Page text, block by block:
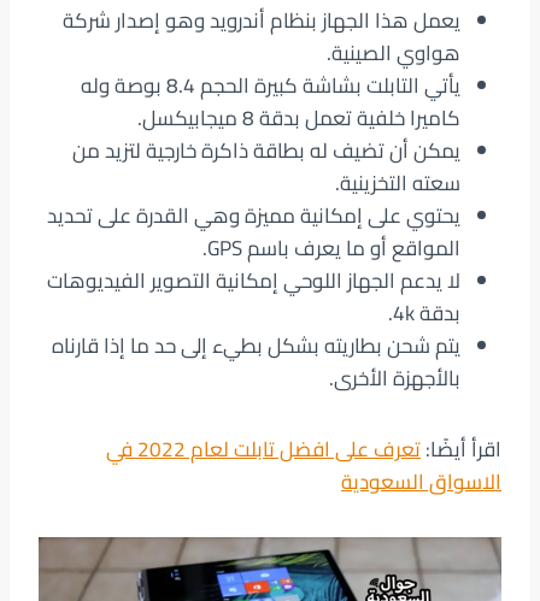
يعمل هذا الجهاز بنظام أندرويد وهو إصدار شركة
هواوي الصينية.
يأتي التابلت بشاشة كبيرة الحجم 8.4 بوصة وله
كاميرا خلفية تعمل بدقة 8 ميجابيكسل.
يمكن أن تضيف له بطاقة ذاكرة خارجية لتزيد من
سعته التخزينية.
يحتوي على إمكانية مميزة وهي القدرة على تحديد
المواقع أو ما يعرف باسم GPS.
لا يدعم الجهاز اللوحي إمكانية التصوير الفيديوهات
بدقة 4k.
يتم شحن بطاريته بشكل بطيء إلى حد ما إذا قارناه
بالأجهزة الأخرى.
اقرأ أيضًا:
تعرف على افضل تابلت لعام 2022 في
الاسواق السعودية